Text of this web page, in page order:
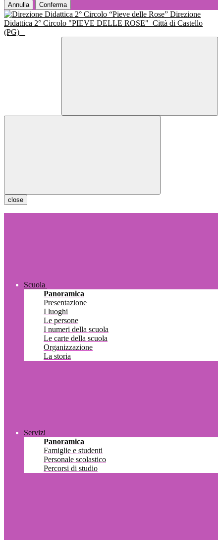
Annulla Conferma
Direzione
Didattica 2° Circolo "PIEVE DELLE ROSE" Città di Castello
(PG)
close
Scuola
Panoramica
Presentazione
I luoghi
Le persone
I numeri della scuola
Le carte della scuola
Organizzazione
La storia
Servizi
Panoramica
Famiglie e studenti
Personale scolastico
Percorsi di studio